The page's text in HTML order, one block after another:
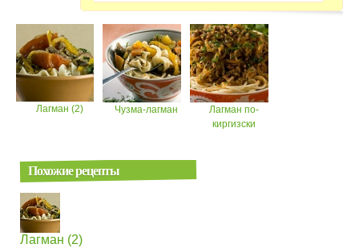
Лагман (2) Чузма-лагман
Лагман по-
киргизски
Похожие рецепты
Лагман (2)